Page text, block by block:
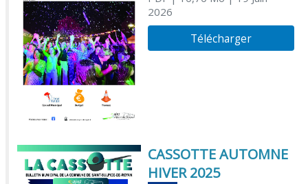
2026
Télécharger
CASSOTTE AUTOMNE
HIVER 2025